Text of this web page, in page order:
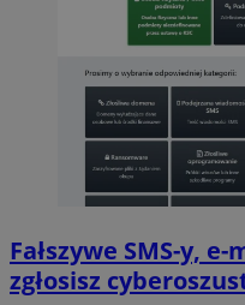
Fałszywe SMS-y,
zgłosisz